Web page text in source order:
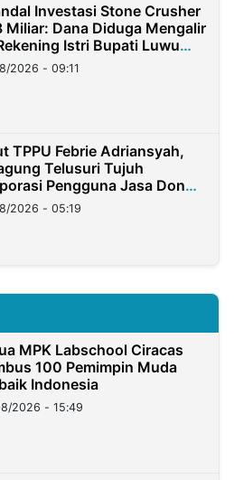
Investasi Stone Crusher
Miliar: Dana Diduga Mengalir
Istri Bupati Luwu
2026 - 09:11
TPPU Febrie Adriansyah,
Telusuri Tujuh
Pengguna Jasa Don
2026 - 05:19
MPK Labschool Ciracas
100 Pemimpin Muda
Indonesia
2026 - 15:49